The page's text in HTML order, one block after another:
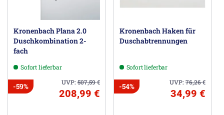
Kronenbach Plana 2.0
Duschkombination 2-
fach
Sofort lieferbar
UVP:507,59€
-59%
208,99 €
Kronenbach Haken für
Duschabtrennungen
Sofort lieferbar
UVP:76,26€
-54%
34,99 €